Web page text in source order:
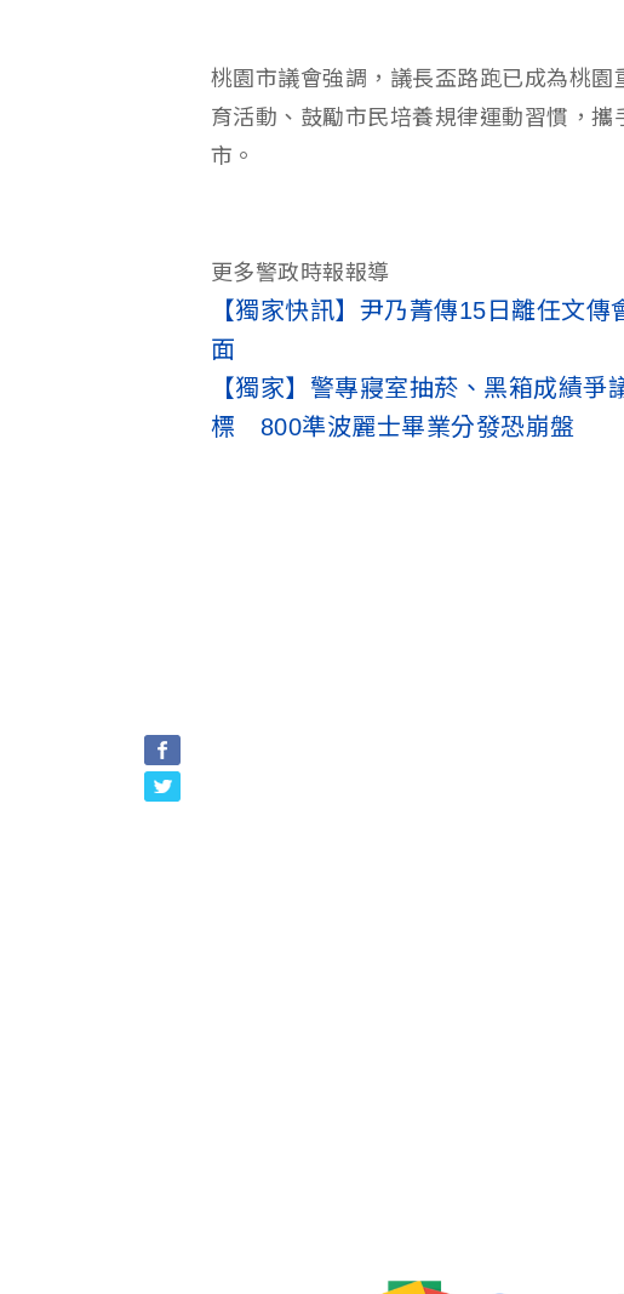
桃園市議會強調，議長盃路跑已成為桃
育活動、鼓勵市民培養規律運動習慣，
市。
更多警政時報報導
【獨家快訊】尹乃菁傳15日離任文
面
【獨家】警專寢室抽菸、黑箱成績
標 800準波麗士畢業分發恐崩盤